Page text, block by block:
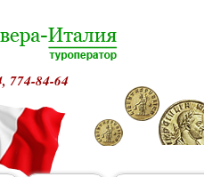
774-84-64